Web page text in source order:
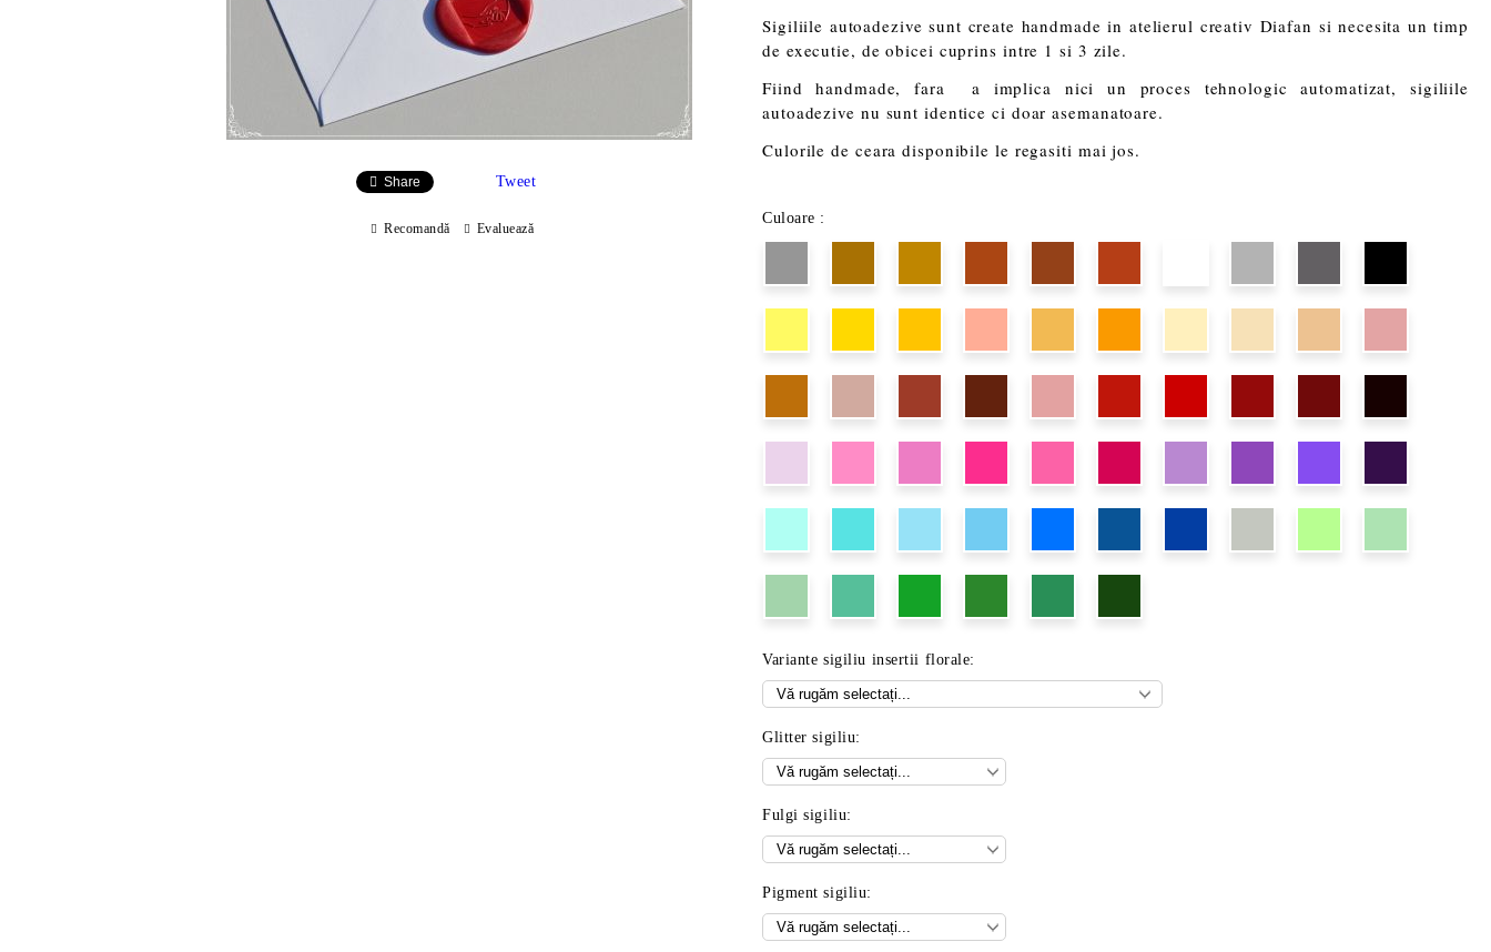
Sigiliile autoadezive sunt create handmade in atelierul creativ Diafan si necesita un timp
de executie, de obicei cuprins intre 1 si 3 zile.
Fiind handmade, fara a implica nici un proces tehnologic automatizat, sigiliile
autoadezive nu sunt identice ci doar asemanatoare.
Culorile de ceara disponibile le regasiti mai jos.
Culoare :
Variante sigiliu insertii florale:
Glitter sigiliu:
Fulgi sigiliu:
Pigment sigiliu:
Share Tweet
Recomandă Evaluează